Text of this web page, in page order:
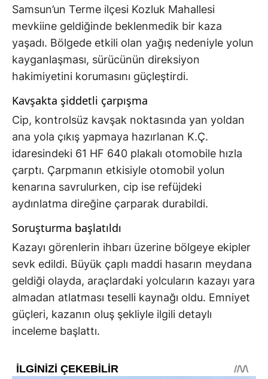
Samsun’un Terme ilçesi Kozluk Mahallesi
mevkiine geldiğinde beklenmedik bir kaza
yaşadı. Bölgede etkili olan yağış nedeniyle yolun
kayganlaşması, sürücünün direksiyon
hakimiyetini korumasını güçleştirdi.
Kavşakta şiddetli çarpışma
Cip, kontrolsüz kavşak noktasında yan yoldan
ana yola çıkış yapmaya hazırlanan K.Ç.
idaresindeki 61 HF 640 plakalı otomobile hızla
çarptı. Çarpmanın etkisiyle otomobil yolun
kenarına savrulurken, cip ise refüjdeki
aydınlatma direğine çarparak durabildi.
Soruşturma başlatıldı
Kazayı görenlerin ihbarı üzerine bölgeye ekipler
sevk edildi. Büyük çaplı maddi hasarın meydana
geldiği olayda, araçlardaki yolcuların kazayı yara
almadan atlatması teselli kaynağı oldu. Emniyet
güçleri, kazanın oluş şekliyle ilgili detaylı
inceleme başlattı.